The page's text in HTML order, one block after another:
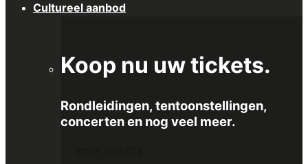
Cultureel aanbod
Koop nu uw tickets.
Rondleidingen, tentoonstellingen,
concerten en nog veel meer.